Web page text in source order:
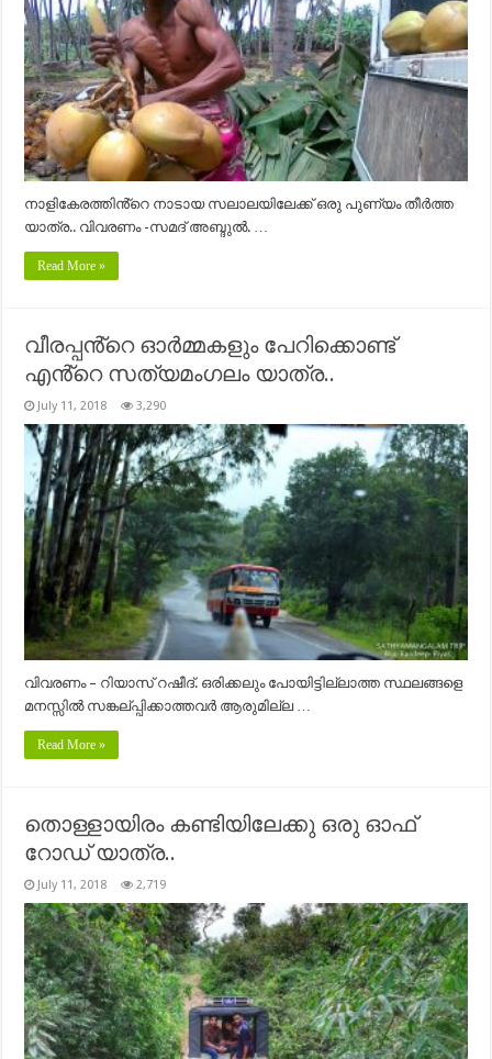
നാളികേരത്തിൻ്റെ നാടായ സലാലയിലേക്ക് ഒരു പുണ്യം തീർത്ത
യാത്ര.. വിവരണം -സമദ് അബ്ദുൽ. …
Read More »
വീരപ്പൻ്റെ ഓർമ്മകളും പേറിക്കൊണ്ട്
എൻ്റെ സത്യമംഗലം യാത്ര..
July 11, 2018 3,290
വിവരണം – റിയാസ് റഷീദ്. ഒരിക്കലും പോയിട്ടില്ലാത്ത സ്ഥലങ്ങളെ
മനസ്സിൽ സങ്കല്പ്പിക്കാത്തവർ ആരുമില്ല …
Read More »
തൊള്ളായിരം കണ്ടിയിലേക്കു ഒരു ഓഫ്
റോഡ് യാത്ര..
July 11, 2018 2,719